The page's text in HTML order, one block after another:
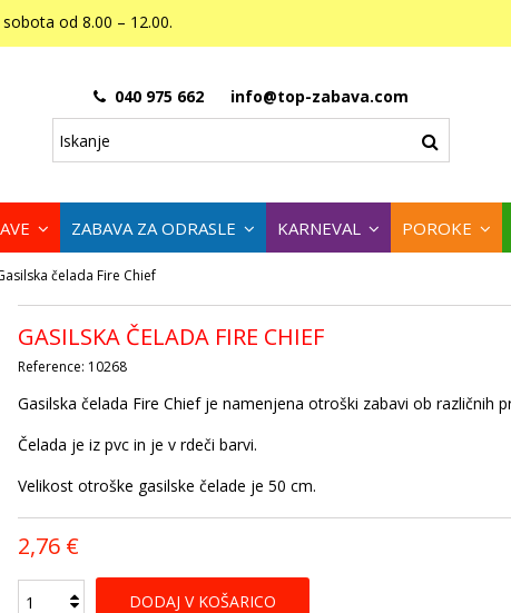
od 8.00 – 12.00.
040 975 662 info@top-zabava.com
ZABAVA ZA ODRASLE KARNEVAL POROKE
čelada Fire Chief
GASILSKA ČELADA FIRE CHIEF
Reference: 10268
Gasilska čelada Fire Chief je namenjena otroški zabavi ob različnih
Čelada je iz pvc in je v rdeči barvi.
Velikost otroške gasilske čelade je 50 cm.
2,76 €
DODAJ V KOŠARICO